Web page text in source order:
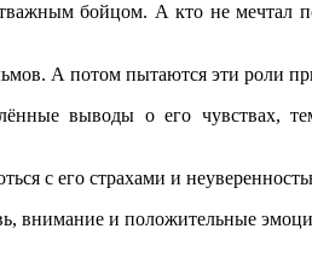
бойцом. А кто не мечтал
А потом пытаются эти роли
выводы о его чувствах,
с его страхами и
внимание и положительные